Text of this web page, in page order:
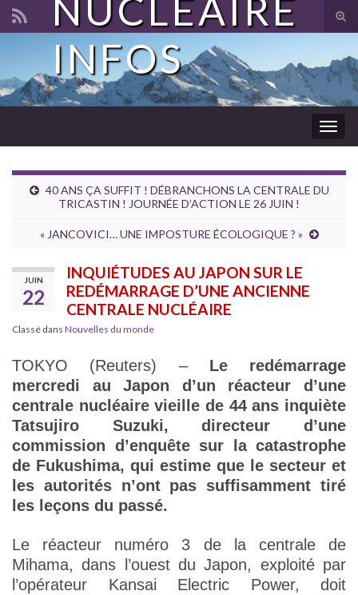
Search for:
NUCLÉAIRE
INFOS
40 ANS ÇA SUFFIT ! DÉBRANCHONS LA CENTRALE DU
TRICASTIN ! JOURNÉE D’ACTION LE 26 JUIN !
« JANCOVICI… UNE IMPOSTURE ÉCOLOGIQUE ? »
JUIN
22
INQUIÉTUDES AU JAPON SUR LE
REDÉMARRAGE D’UNE ANCIENNE
CENTRALE NUCLÉAIRE
Classé dans Nouvelles du monde
TOKYO (Reuters) – Le redémarrage
mercredi au Japon d’un réacteur d’une
centrale nucléaire vieille de 44 ans inquiète
Tatsujiro Suzuki, directeur d’une
commission d’enquête sur la catastrophe
de Fukushima, qui estime que le secteur et
les autorités n’ont pas suffisamment tiré
les leçons du passé.
Le réacteur numéro 3 de la centrale de
Mihama, dans l’ouest du Japon, exploité par
l’opérateur Kansai Electric Power, doit